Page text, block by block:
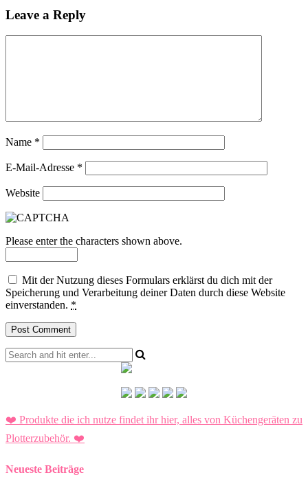
Leave a Reply
Name *
E-Mail-Adresse *
Website
Please enter the characters shown above.
Mit der Nutzung dieses Formulars erklärst du dich mit der
Speicherung und Verarbeitung deiner Daten durch diese Website
einverstanden. *
❤️ Produkte die ich nutze findet ihr hier, alles von Küchengeräten zu
Plotterzubehör. ❤️
Neueste Beiträge